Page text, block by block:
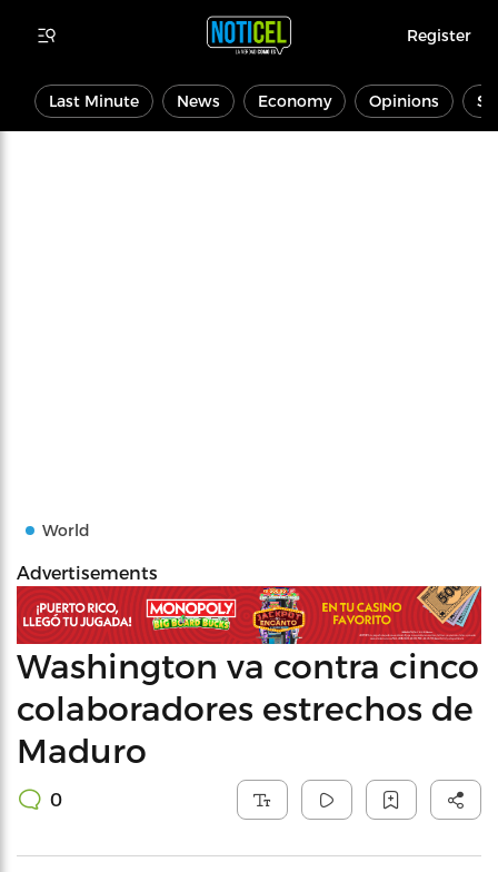
Register
Last Minute News Economy Opinions
World
Advertisements
Washington va contra cinco
colaboradores estrechos de
Maduro
0